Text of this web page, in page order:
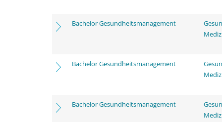
Bachelor Gesundheitsmanagement
Bachelor Gesundheitsmanagement
Bachelor Gesundheitsmanagement